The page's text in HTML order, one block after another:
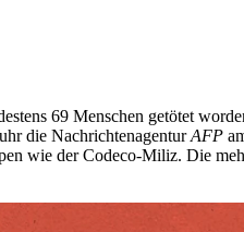
69 Menschen getötet
die NachrichtenagenturAFP
wie der Codeco-Miliz. Die